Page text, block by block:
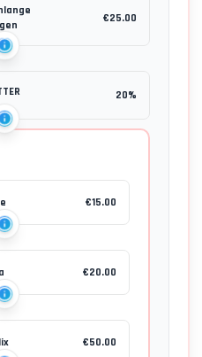
€25.00
20%
€15.00
€20.00
€50.00